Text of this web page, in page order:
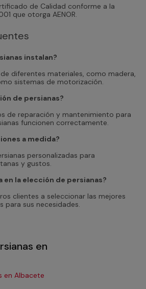
de Calidad conforme a la
que otorga AENOR.
instalan?
diferentes materiales, como madera,
sistemas de motorización.
de persianas?
de reparación y mantenimiento para
funcionen correctamente.
a medida?
personalizadas para
y gustos.
en la elección de persianas?
clientes a seleccionar las mejores
para sus necesidades.
en
en Albacete